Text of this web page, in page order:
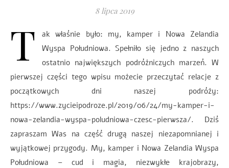
8 lipca 2019
T
ak właśnie było: my, kamper i Nowa Zelandia
Wyspa Południowa. Spełniło się jedno z naszych
ostatnio największych podróżniczych marzeń. W
pierwszej części tego wpisu możecie przeczytać relacje z
początkowych dni naszej podróży:
https://www.zycieipodroze.pl/2019/06/24/my-kamper-i-
nowa-zelandia-wyspa-poludniowa-czesc-pierwsza/. Dziś
zapraszam Was na część drugą naszej niezapomnianej i
wyjątkowej przygody. My, kamper i Nowa Zelandia Wyspa
Południowa – cud i magia, niezwykłe krajobrazy,